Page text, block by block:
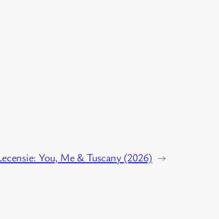
You, Me & Tuscany (2026) →